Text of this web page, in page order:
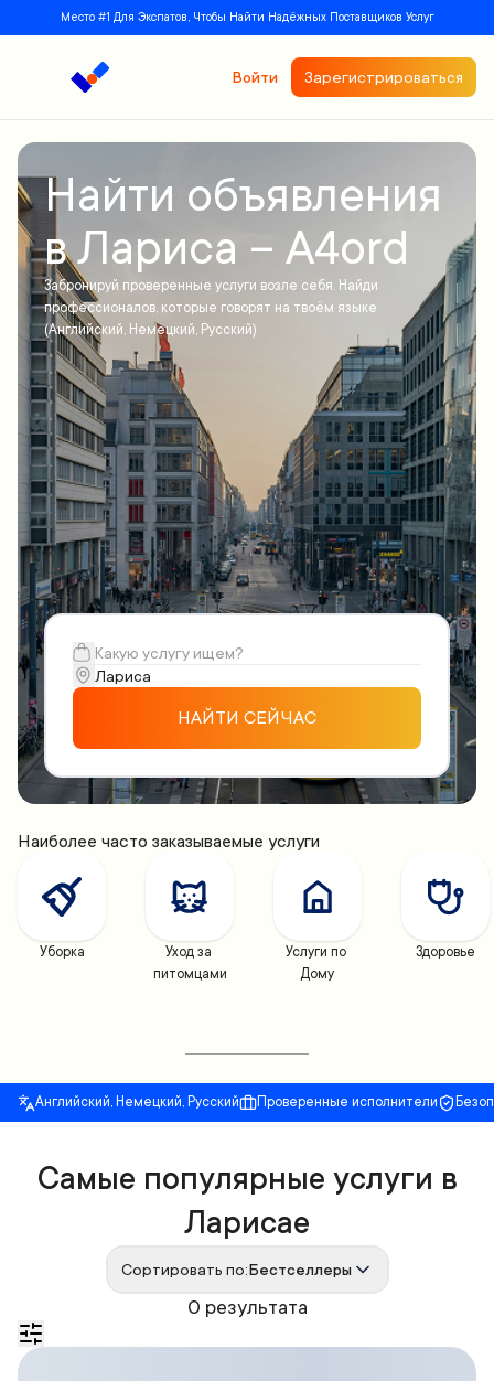
Место #1 Для Экспатов, Чтобы Найти Надёжных Поставщиков Услуг
Войти Зарегистрироваться
Найти объявления
в Лариса – A4ord
Забронируй проверенные услуги возле себя. Найди
профессионалов, которые говорят на твоём языке
(Английский, Немецкий, Русский)
НАЙТИ СЕЙЧАС
Наиболее часто заказываемые услуги
Уборка
Уход за
питомцами
Услуги по
Дому
Здоровье
Английский, Немецкий, Русский Проверенные исполнители
0 результата
Самые популярные услуги в
Ларисае
Сортировать по:Бестселлеры